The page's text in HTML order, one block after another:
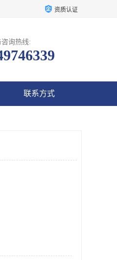
资质认证
询热线:
联系方式